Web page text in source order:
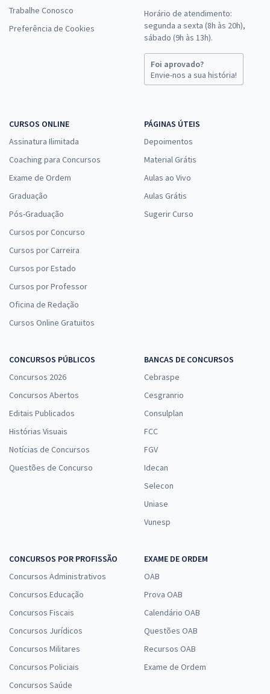
Trabalhe Conosco
Preferência de Cookies
Horário de atendimento:
segunda a sexta (8h às 20h),
sábado (9h às 13h).
Foi aprovado?
Envie-nos a sua história!
CURSOS ONLINE
Assinatura Ilimitada
Coaching para Concursos
Exame de Ordem
Graduação
Pós-Graduação
Cursos por Concurso
Cursos por Carreira
Cursos por Estado
Cursos por Professor
Oficina de Redação
Cursos Online Gratuitos
PÁGINAS ÚTEIS
Depoimentos
Material Grátis
Aulas ao Vivo
Aulas Grátis
Sugerir Curso
CONCURSOS PÚBLICOS
Concursos 2026
Concursos Abertos
Editais Publicados
Histórias Visuais
Notícias de Concursos
Questões de Concurso
BANCAS DE CONCURSOS
Cebraspe
Cesgranrio
Consulplan
FCC
FGV
Idecan
Selecon
Uniase
Vunesp
CONCURSOS POR PROFISSÃO
Concursos Administrativos
Concursos Educação
Concursos Fiscais
Concursos Jurídicos
Concursos Militares
Concursos Policiais
Concursos Saúde
EXAME DE ORDEM
OAB
Prova OAB
Calendário OAB
Questões OAB
Recursos OAB
Exame de Ordem